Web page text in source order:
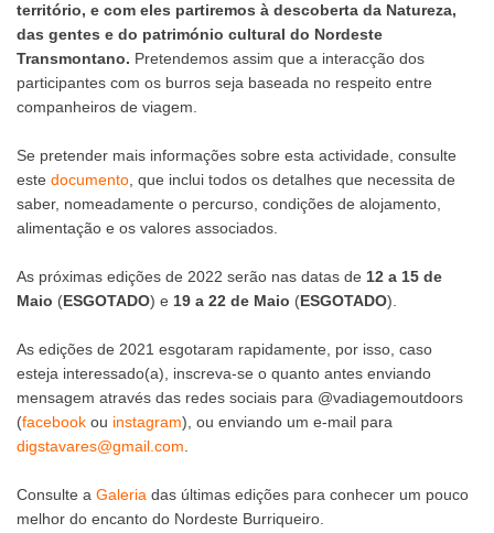
território, e com eles partiremos à descoberta da Natureza,
das gentes e do património cultural do Nordeste
Transmontano. Pretendemos assim que a interacção dos
participantes com os burros seja baseada no respeito entre
companheiros de viagem.
Se pretender mais informações sobre esta actividade, consulte
este documento , que inclui todos os detalhes que necessita de
saber, nomeadamente o percurso, condições de alojamento,
alimentação e os valores associados.
As próximas edições de 2022 serão nas datas de 12 a 15 de
Maio (ESGOTADO) e 19 a 22 de Maio (ESGOTADO).
As edições de 2021 esgotaram rapidamente, por isso, caso
esteja interessado(a), inscreva-se o quanto antes enviando
mensagem através das redes sociais para @vadiagemoutdoors
(facebook ou instagram), ou enviando um e-mail para
digstavares@gmail.com
Consulte a Galeria das últimas edições para conhecer um pouco
melhor do encanto do Nordeste Burriqueiro.